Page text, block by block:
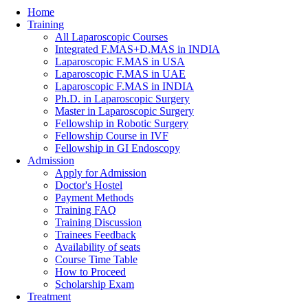
Home
Training
All Laparoscopic Courses
Integrated F.MAS+D.MAS in INDIA
Laparoscopic F.MAS in USA
Laparoscopic F.MAS in UAE
Laparoscopic F.MAS in INDIA
Ph.D. in Laparoscopic Surgery
Master in Laparoscopic Surgery
Fellowship in Robotic Surgery
Fellowship Course in IVF
Fellowship in GI Endoscopy
Admission
Apply for Admission
Doctor's Hostel
Payment Methods
Training FAQ
Training Discussion
Trainees Feedback
Availability of seats
Course Time Table
How to Proceed
Scholarship Exam
Treatment